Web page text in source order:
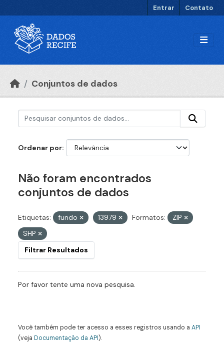
Entrar Contato
Conjuntos de dados
Ordenar por
Não foram encontrados
conjuntos de dados
Etiquetas: fundo 13979 Formatos:
ZIP
SHP
Filtrar Resultados
Por favor tente uma nova pesquisa.
Você também pode ter acesso a esses registros usando a API
(veja Documentação da API).